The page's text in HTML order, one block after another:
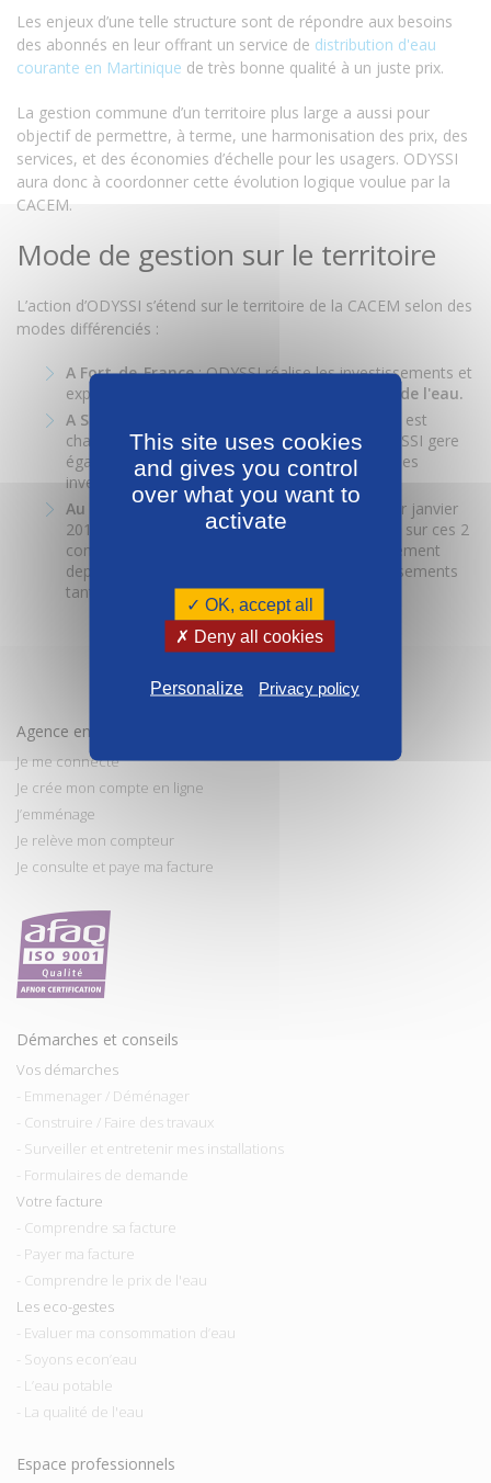
Les enjeux d’une telle structure sont de répondre aux besoins
des abonnés en leur offrant un service de distribution d'eau
courante en Martinique de très bonne qualité à un juste prix.
La gestion commune d’un territoire plus large a aussi pour
objectif de permettre, à terme, une harmonisation des prix, des
services, et des économies d’échelle pour les usagers. ODYSSI
aura donc à coordonner cette évolution logique voulue par la
CACEM.
Mode de gestion sur le territoire
L’action d’ODYSSI s’étend sur le territoire de la CACEM selon des
modes différenciés :
A Fort-de-France: ODYSSI réalise les investissements et
exploite directement l’eau et l’
assainissement de l'eau.
A Schoelcher
: Depuis le 1er mai 2016, ODYSSI est
chargée de la distribution de l’eau potable. ODYSSI gere
également le service assainissement et réalise les
investissements en eau et en assainissement.
Au Lamentin et à Saint-Joseph : Depuis le 1er janvier
2015 ODYSSI a en charge l'exploitation de l'eau sur ces 2
communes. ODYSSI gère le service d'assainissement
depuis le 1er janvier 2013 et réalisé les investissements
tant en eau qu'en assainissement.
Agence en ligne
Je me connecte
Je crée mon compte en ligne
J’emménage
Je relève mon compteur
Je consulte et paye ma facture
Démarches et conseils
Vos démarches
- Emmenager / Déménager
- Construire / Faire des travaux
- Surveiller et entretenir mes installations
- Formulaires de demande
Votre facture
- Comprendre sa facture
- Payer ma facture
- Comprendre le prix de l'eau
Les eco-gestes
- Evaluer ma consommation d’eau
- Soyons econ’eau
- L’eau potable
- La qualité de l'eau
Espace professionnels
This site uses cookies
and gives you control
over what you want to
activate
✓ OK, accept all
✗ Deny all cookies
Personalize Privacy policy